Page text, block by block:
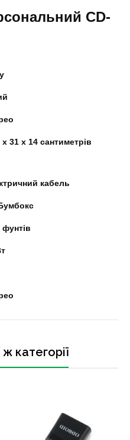
CD-
х 31 х 14 сантиметрів
кабель
фунтів
ж категорії